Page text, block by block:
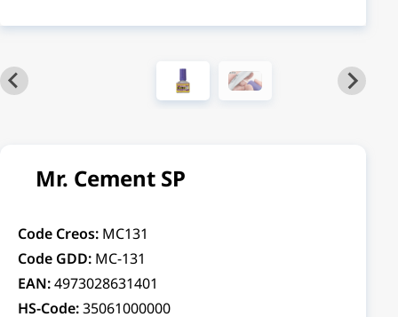
Mr. Cement SP
Code Creos: MC131
Code GDD: MC-131
EAN:4973028631401
HS-Code:35061000000